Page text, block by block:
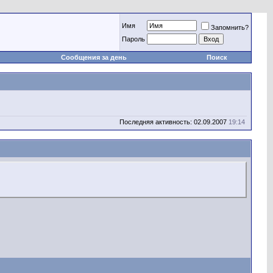
Имя
Запомнить?
Пароль
Сообщения за день Поиск
Последняя активность: 02.09.2007 19:14